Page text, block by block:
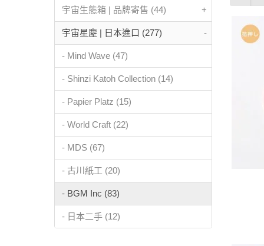
宇宙生態箱 | 品牌寄售 (44) +
宇宙星塵 | 日本進口 (277) -
- Mind Wave (47)
- Shinzi Katoh Collection (14)
- Papier Platz (15)
- World Craft (22)
- MDS (67)
- 古川紙工 (20)
- BGM Inc (83)
- 日本二手 (12)